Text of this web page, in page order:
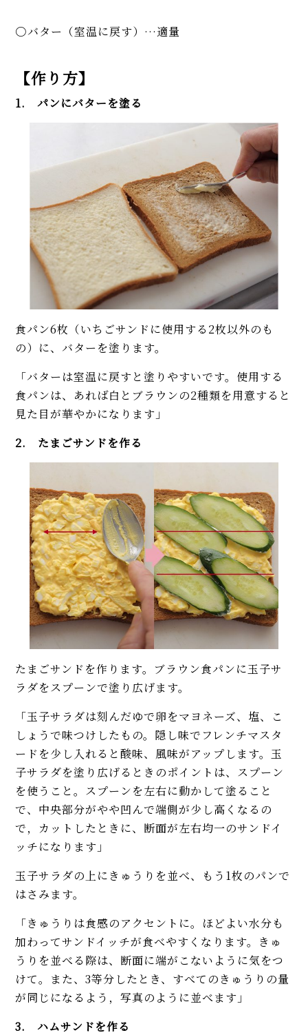
バター（室温に戻す）…適量
【作り方】
1. パンにバターを塗る
食パン6枚（いちごサンドに使用する2枚以外のも
の）に、バターを塗ります。
「バターは室温に戻すと塗りやすいです。使用する
食パンは、あれば白とブラウンの2種類を用意すると
見た目が華やかになります」
2. たまごサンドを作る
たまごサンドを作ります。ブラウン食パンに玉子サ
ラダをスプーンで塗り広げます。
「玉子サラダは刻んだゆで卵をマヨネーズ、塩、こ
しょうで味つけしたもの。隠し味でフレンチマスタ
ードを少し入れると酸味、風味がアップします。玉
子サラダを塗り広げるときのポイントは、スプーン
を使うこと。スプーンを左右に動かして塗ること
で、中央部分がやや凹んで端側が少し高くなるの
で，カットしたときに、断面が左右均一のサンドイ
ッチになります」
玉子サラダの上にきゅうりを並べ、もう1枚のパンで
はさみます。
「きゅうりは食感のアクセントに。ほどよい水分も
加わってサンドイッチが食べやすくなります。きゅ
うりを並べる際は、断面に端がこないように気をつ
けて。また、3等分したとき、すべてのきゅうりの量
が同じになるよう，写真のように並べます」
3. ハムサンドを作る